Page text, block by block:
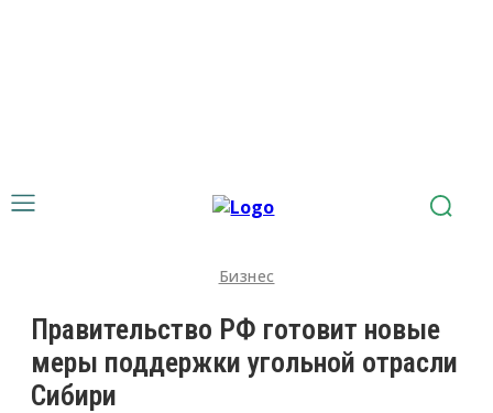
Бизнес
Правительство РФ готовит новые
меры поддержки угольной отрасли
Сибири